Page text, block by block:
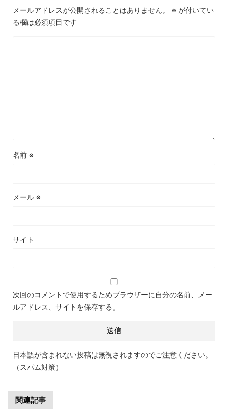
メールアドレスが公開されることはありません。 ※ が付いてい
る欄は必須項目です
名前 ※
メール ※
サイト
次回のコメントで使用するためブラウザーに自分の名前、メー
ルアドレス、サイトを保存する。
日本語が含まれない投稿は無視されますのでご注意ください。
（スパム対策）
関連記事